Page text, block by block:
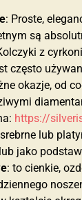
: Proste,
są
z
często
okazje, od
https://
srebrne lub
jako
: to cienkie,